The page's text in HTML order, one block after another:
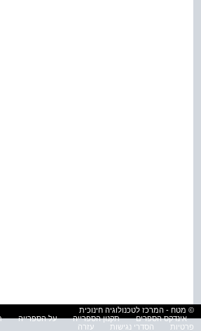
© מטח - המרכז לטכנולוגיה חינוכית
אינדקס הספרים
תקנון הספרייה על הספרייה
פרטיות
הסדרי נגישות עזרה